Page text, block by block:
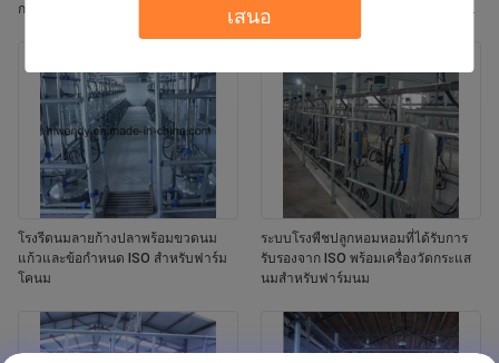
เสนอ
การเต้นที่ปรับได้ และฟังก์ชันนมสะอาด
และเครื่องนมเคลื่อนที่ตามมาตรฐาน
โรงรีดนมลายก้างปลาพร้อมขวดนม
แก้วและข้อกำหนด ISO สำหรับฟาร์ม
โคนม
ระบบโรงพืชปลูกหอมหอมที่ได้รับการ
รับรองจาก ISO พร้อมเครื่องวัดกระแส
นมสําหรับฟาร์มนม